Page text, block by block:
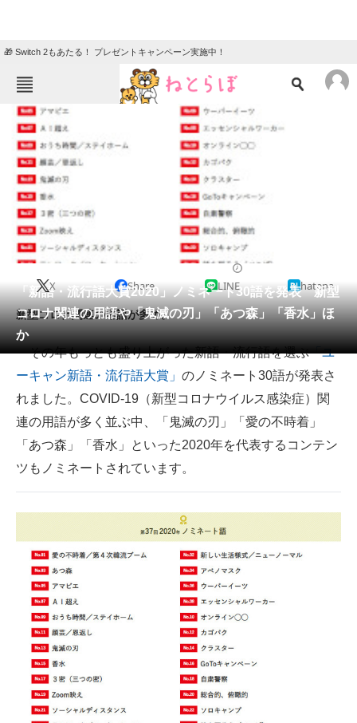
🎁 Switch 2もあたる！ プレゼントキャンペーン実施中！
ねとらぼメニュー
TOP ニュース
エンタメ クイズ
グルメ 地域
住まい 教育・育児
動物 リサーチ
会員記事
メディア
注目記事を集めた総合ページ
ITの今と未来を見通す
スマホと通信の最新トレンド
好きが集まる 比べて選べる
ビジネスと働き方のヒント
AI活用のいまが分かる
企業ITのトレンドを詳説
経営リーダーのコミュニティ
マーケ×ITの今がよく分かる
ITエンジニア向け専門サイト
「新語・流行語大賞2020」ノミネート30語を発表 新型
コロナ関連の用語や「鬼滅の刃」「あつ森」「香水」ほ
か
X Share LINE hatena
新型コロナ関連の用語が多め。
その年もっとも盛り上がった新語・流行語を選ぶ「ユ
ーキャン新語・流行語大賞」 のノミネート30語が発表さ
れました。COVID-19（新型コロナウイルス感染症）関
連の用語が多く並ぶ中、「鬼滅の刃」「愛の不時着」
「あつ森」「香水」といった2020年を代表するコンテン
ツもノミネートされています。